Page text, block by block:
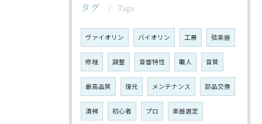
タグ Tags
ヴァイオリン バイオリン 工房 弦楽器
修理 調整 音響特性 職人 音質
最高品質 復元 メンテナンス 部品交換
清掃 初心者 プロ 楽器選定